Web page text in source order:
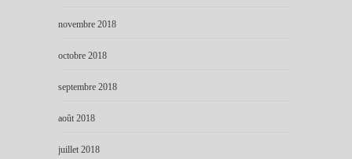
novembre 2018
octobre 2018
septembre 2018
août 2018
juillet 2018